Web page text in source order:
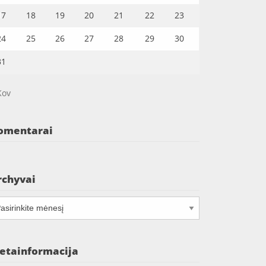
18 19 20 21 22 23
25 26 27 28 29 30